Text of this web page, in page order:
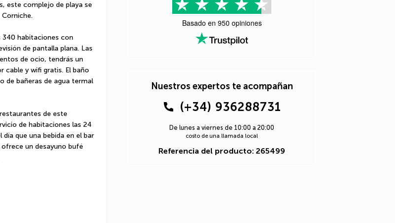
Basado en 950 opiniones
Nuestros expertos te acompañan
(+34) 936288731
De lunes a viernes de 10:00 a 20:00
costo de una llamada local
Referencia del producto: 265499
este complejo de playa se
Corniche.
340 habitaciones con
de pantalla plana. Las
de ocio, tendrás un
cable y wifi gratis. El baño
de bañeras de agua termal
de este
de habitaciones las 24
que una bebida en el bar
un desayuno bufé